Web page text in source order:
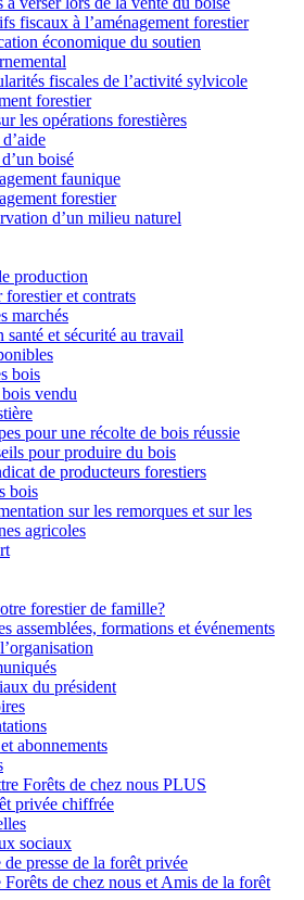
fiscaux à l’aménagement forestier
économique du soutien
fiscales de l’activité sylvicole
forestier
les opérations forestières
boisé
faunique
forestier
d’un milieu naturel
production
forestier et contrats
marchés
santé et sécurité au travail
bois
vendu
pour une récolte de bois réussie
pour produire du bois
de producteurs forestiers
bois
sur les remorques et sur les
agricoles
forestier de famille?
assemblées, formations et événements
du président
abonnements
Forêts de chez nous PLUS
privée chiffrée
sociaux
de presse de la forêt privée
Forêts de chez nous et Amis de la forêt